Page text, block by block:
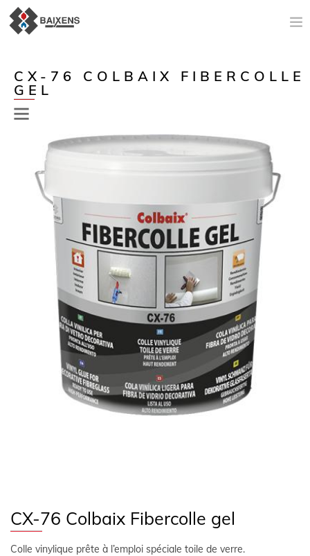
MISE EN ŒUVRE ET PRODUITS
MAÎTRE PEINTRE
AIDE À LA VENTE
ACTUALITÉS
SOCIÉTÉ
CONTACT
SUIVEZ NOUS
ESPACE CLIENT
CX-76 COLBAIX FIBERCOLLE
GEL
CX-76 Colbaix Fibercolle gel
Colle vinylique prête à l’emploi spéciale toile de verre.